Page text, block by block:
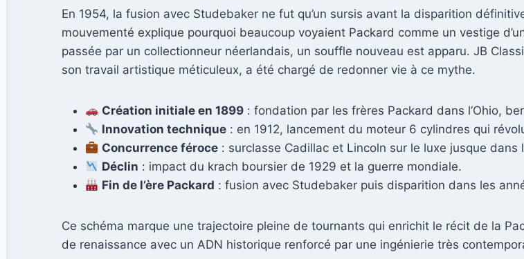
En 1954, la fusion avec Studebaker ne fut qu’un sursis avant la disparition
mouvementé explique pourquoi beaucoup voyaient Packard comme un vestige
passée par un collectionneur néerlandais, un souffle nouveau est apparu. JB
son travail artistique méticuleux, a été chargé de redonner vie à ce mythe.
Création initiale en 1899 : fondation par les frères Packard dans l’Ohio,
Innovation technique : en 1912, lancement du moteur 6 cylindres qui
Concurrence féroce : surclasse Cadillac et Lincoln sur le luxe jusque dans
Déclin : impact du krach boursier de 1929 et la guerre mondiale.
Fin de l’ère Packard : fusion avec Studebaker puis disparition dans les
Ce schéma marque une trajectoire pleine de tournants qui enrichit le récit de la
de renaissance avec un ADN historique renforcé par une ingénierie très